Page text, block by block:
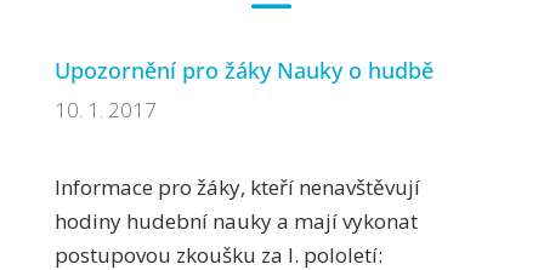
Upozornění pro žáky Nauky o hudbě
10. 1. 2017
Informace pro žáky, kteří nenavštěvují
hodiny hudební nauky a mají vykonat
postupovou zkoušku za I. pololetí: